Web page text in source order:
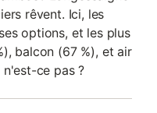
rêvent. Ici, les
options, et les plus
balcon (67 %), et air
n'est-ce pas ?